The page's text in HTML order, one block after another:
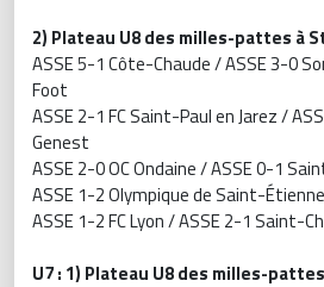
2) Plateau U8 des milles-pattes à
ASSE 5-1 Côte-Chaude / ASSE 3-0
Foot
ASSE 2-1 FC Saint-Paul en Jarez /
Genest
ASSE 2-0 OC Ondaine / ASSE 0-1
ASSE 1-2 Olympique de Saint-
ASSE 1-2 FC Lyon / ASSE 2-1 Saint-
U7 : 1) Plateau U8 des milles-